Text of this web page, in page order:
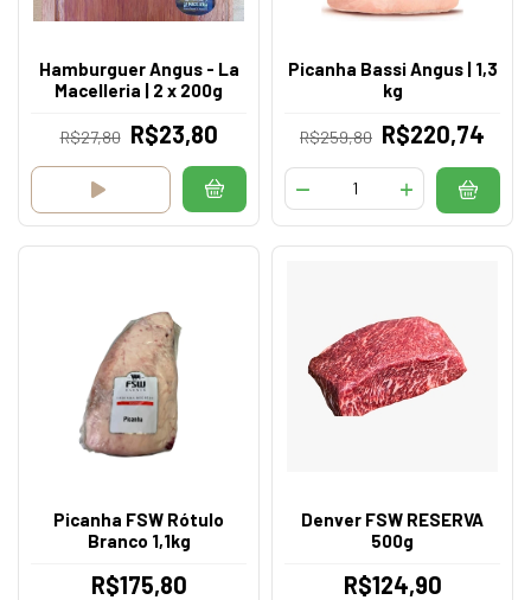
Hamburguer Angus - La
Macelleria | 2 x 200g
R$27,80 R$23,80
Picanha Bassi Angus | 1,3
kg
R$259,80 R$220,74
Picanha FSW Rótulo
Branco 1,1kg
R$175,80
Denver FSW RESERVA
500g
R$124,90